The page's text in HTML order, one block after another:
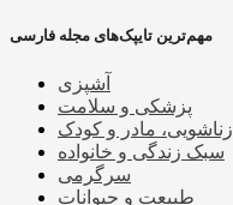
مهم‌ترین تایپک‌های مجله فارسی
آشپزی
پزشکی و سلامت
زناشویی، مادر و کودک
سبک زندگی و خانواده
سرگرمی
طبیعت و حیوانات